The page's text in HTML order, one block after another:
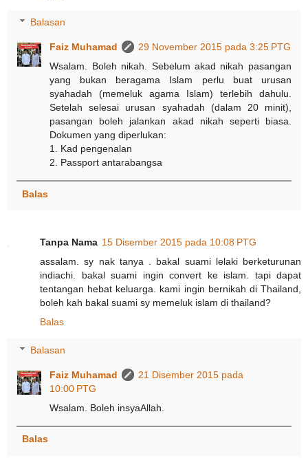
Balasan
Faiz Muhamad
29 November 2015 pada 3:25 PTG
Wsalam. Boleh nikah. Sebelum akad nikah pasangan
yang bukan beragama Islam perlu buat urusan
syahadah (memeluk agama Islam) terlebih dahulu.
Setelah selesai urusan syahadah (dalam 20 minit),
pasangan boleh jalankan akad nikah seperti biasa.
Dokumen yang diperlukan:
1. Kad pengenalan
2. Passport antarabangsa
Balas
Tanpa Nama 15 Disember 2015 pada 10:08 PTG
assalam. sy nak tanya . bakal suami lelaki berketurunan
indiachi. bakal suami ingin convert ke islam. tapi dapat
tentangan hebat keluarga. kami ingin bernikah di Thailand,
boleh kah bakal suami sy memeluk islam di thailand?
Balas
Balasan
Faiz Muhamad
21 Disember 2015 pada
10:00 PTG
Wsalam. Boleh insyaAllah.
Balas